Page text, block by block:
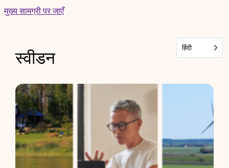
Skip
मुख्य सामग्री पर जाएँ
हिंदी
स्वीडन